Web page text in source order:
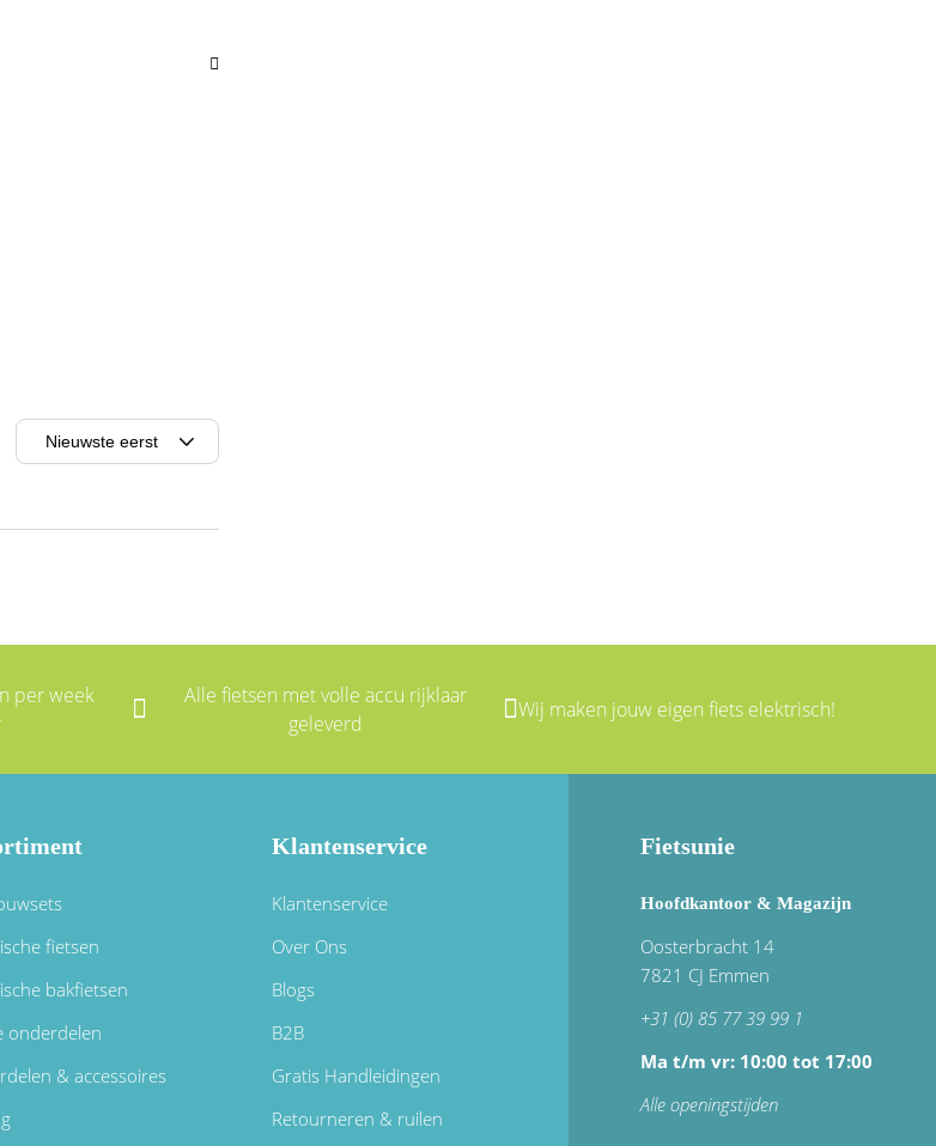
per week
Alle fietsen met volle accu rijklaar
geleverd
Wij maken jouw eigen fiets elektrisch!
fietsen
bakfietsen
onderdelen
& accessoires
Klantenservice
Klantenservice
Over Ons
Blogs
B2B
Gratis Handleidingen
Retourneren & ruilen
Fietsunie
Hoofdkantoor & Magazijn
Oosterbracht 14
7821 CJ Emmen
+31 (0) 85 77 39 99 1
Ma t/m vr: 10:00 tot 17:00
Alle openingstijden